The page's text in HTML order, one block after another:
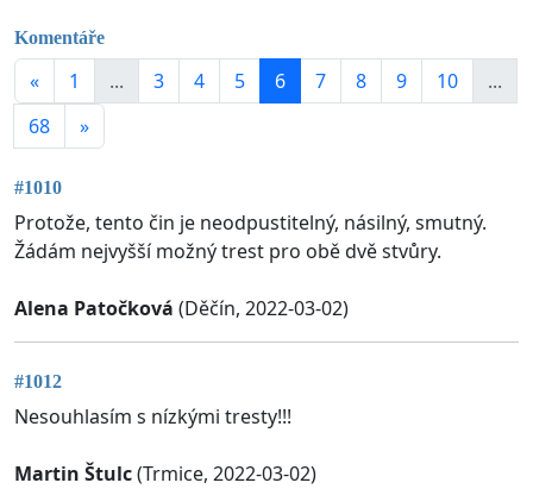
Komentáře
« 1 ... 3 4 5 6 7 8 9 10
...
68
»
#1010
Protože, tento čin je neodpustitelný, násilný, smutný.
Žádám nejvyšší možný trest pro obě dvě stvůry.
Alena Patočková (Děčín, 2022-03-02)
#1012
Nesouhlasím s nízkými tresty!!!
Martin Štulc(Trmice, 2022-03-02)